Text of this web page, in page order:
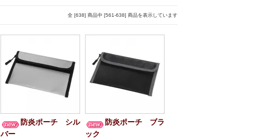
全 [638] 商品中 [561-638] 商品を表示しています
防炎ポーチ シル
バー
防炎ポーチ ブラ
ック